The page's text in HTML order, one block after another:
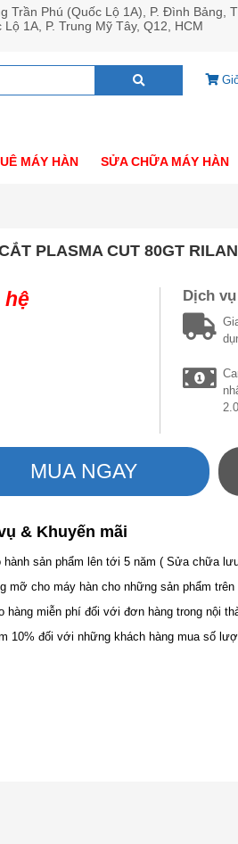
Trần Phú (Quốc Lộ 1A), P. Đình Bảng,
1A, P. Trung Mỹ Tây, Q12, HCM
MÁY HÀN SỬA CHỮA MÁY HÀN
PLASMA CUT 80GT
hệ Dịch
MUA NGAY
& Khuyến mãi
hành sản phẩm lên tới 5 năm ( Sửa chữa
mỡ cho máy hàn cho những sản phẩm trên
hàng miễn phí đối với đơn hàng trong nội
10% đối với những khách hàng mua số